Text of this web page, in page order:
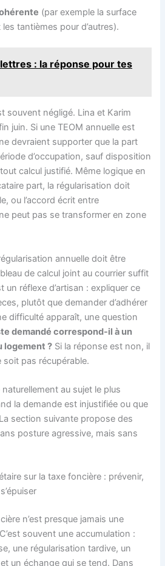
(par exemple la surface
tantièmes pour d’autres).
: la réponse pour tes
souvent négligé. Lina et Karim
juin. Si une TEOM annuelle est
devraient supporter que la part
d’occupation, sauf disposition
calcul justifié. Même logique en
part, la régularisation doit
ou l’accord écrit entre
peut pas se transformer en zone
annuelle doit être
de calcul joint au courrier suffit
un réflexe d’artisan : expliquer ce
plutôt que demander d’adhérer
difficulté apparaît, une question
demandé correspond-il à un
logement ? Si la réponse est non, il
soit pas récupérable.
au sujet le plus
la demande est injustifiée ou que
section suivante propose des
posture agressive, mais sans
sur la taxe foncière : prévenir,
n’est presque jamais une
souvent une accumulation :
une régularisation tardive, un
un échange qui se tend. Dans